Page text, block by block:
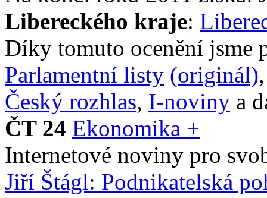
Libereckého kraje:
Díky tomuto ocenění
Parlamentní listy (originál)
Český rozhlas, I-noviny a
ČT 24 Ekonomika +
Internetové noviny pro
Jiří Štágl: Podnikatelská